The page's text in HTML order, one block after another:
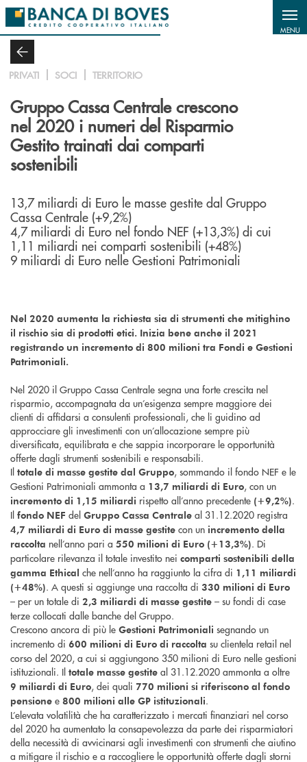
Salta al contenuto principale
MENU
PRIVATI SOCI TERRITORIO
Gruppo Cassa Centrale crescono
nel 2020 i numeri del Risparmio
Gestito trainati dai comparti
sostenibili
13,7 miliardi di Euro le masse gestite dal Gruppo
Cassa Centrale (+9,2%)
4,7 miliardi di Euro nel fondo NEF (+13,3%) di cui
1,11 miliardi nei comparti sostenibili (+48%)
9 miliardi di Euro nelle Gestioni Patrimoniali
Nel 2020 aumenta la richiesta sia di strumenti che mitighino
il rischio sia di prodotti etici. Inizia bene anche il 2021
registrando un incremento di 800 milioni tra Fondi e Gestioni
Patrimoniali.
Nel 2020 il Gruppo Cassa Centrale segna una forte crescita nel
risparmio, accompagnata da un’esigenza sempre maggiore dei
clienti di affidarsi a consulenti professionali, che li guidino ad
approcciare gli investimenti con un’allocazione sempre più
diversificata, equilibrata e che sappia incorporare le opportunità
offerte dagli strumenti sostenibili e responsabili.
Il totale di masse gestite dal Gruppo, sommando il fondo NEF e le
Gestioni Patrimoniali ammonta a 13,7 miliardi di Euro, con un
incremento di 1,15 miliardi rispetto all’anno precedente (+9,2%).
Il fondo NEF del Gruppo Cassa Centrale al 31.12.2020 registra
4,7 miliardi di Euro di masse gestite con un incremento della
raccolta nell’anno pari a 550 milioni di Euro (+13,3%). Di
particolare rilevanza il totale investito nei comparti sostenibili della
gamma Ethical che nell’anno ha raggiunto la cifra di 1,11 miliardi
(+48%). A questi si aggiunge una raccolta di 330 milioni di Euro
– per un totale di 2,3 miliardi di masse gestite – su fondi di case
terze collocati dalle banche del Gruppo.
Crescono ancora di più le Gestioni Patrimoniali segnando un
incremento di 600 milioni di Euro di raccolta su clientela retail nel
corso del 2020, a cui si aggiungono 350 milioni di Euro nelle gestioni
istituzionali. Il totale masse gestite al 31.12.2020 ammonta a oltre
9 miliardi di Euro, dei quali 770 milioni si riferiscono al fondo
pensione e 800 milioni alle GP istituzionali.
L’elevata volatilità che ha caratterizzato i mercati finanziari nel corso
del 2020 ha aumentato la consapevolezza da parte dei risparmiatori
della necessità di avvicinarsi agli investimenti con strumenti che aiutino
a mitigare il rischio e a raccogliere le opportunità offerte dagli storni